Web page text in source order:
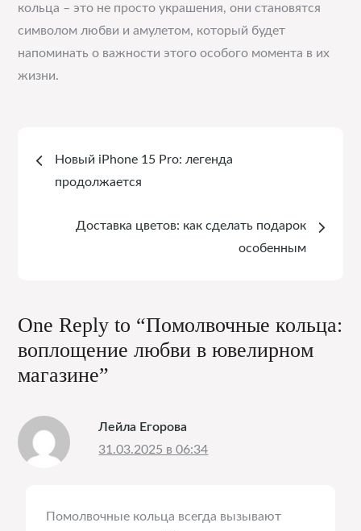
кольца – это не просто украшения, они становятся
символом любви и амулетом, который будет
напоминать о важности этого особого момента в их
жизни.
Навигация
записям
Новый iPhone 15 Pro: легенда
продолжается
Доставка цветов: как сделать подарок
особенным
One Reply to “Помолвочные кольца:
воплощение любви в ювелирном
магазине”
Лейла Егорова
31.03.2025 в 06:34
Помолвочные кольца всегда вызывают